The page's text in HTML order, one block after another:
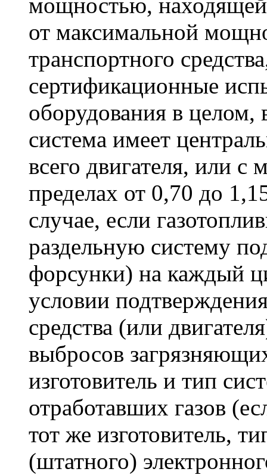
мощностью,
от максимальной
транспортного
сертификационные
оборудования в целом,
система имеет
всего двигателя, или
пределах от 0,70 до
случае, если
раздельную систему
форсунки) на каждый
условии
средства (или
выбросов
изготовитель и тип
отработавших газов
тот же изготовитель,
(штатного)